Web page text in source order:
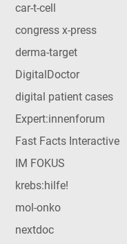
car-t-cell
congress x-press
derma-target
DigitalDoctor
digital patient cases
Expert:innenforum
Fast Facts Interactive
IM FOKUS
krebs:hilfe!
mol-onko
nextdoc